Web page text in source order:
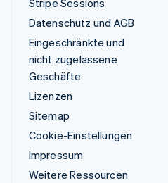
Stripe Sessions
Datenschutz und AGB
Eingeschränkte und
nicht zugelassene
Geschäfte
Lizenzen
Sitemap
Cookie-Einstellungen
Impressum
Weitere Ressourcen